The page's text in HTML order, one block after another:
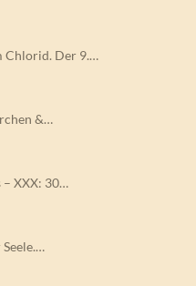
Chlorid. Der 9.…
&…
– XXX: 30…
Seele.…